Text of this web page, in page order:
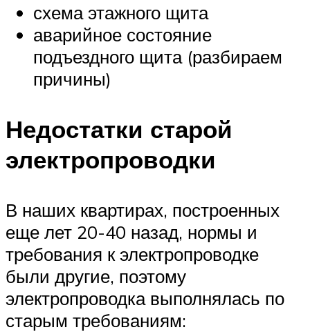
схема этажного щита
аварийное состояние
подъездного щита (разбираем
причины)
Недостатки старой
электропроводки
В наших квартирах, построенных
еще лет 20-40 назад, нормы и
требования к электропроводке
были другие, поэтому
электропроводка выполнялась по
старым требованиям: